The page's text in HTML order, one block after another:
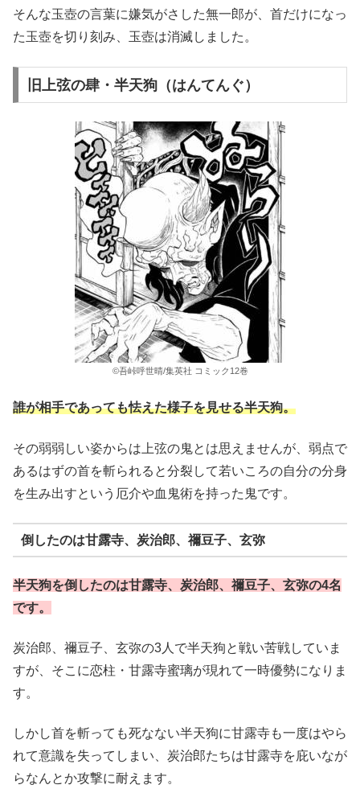
そんな玉壺の言葉に嫌気がさした無一郎が、首だけになっ
た玉壺を切り刻み、玉壺は消滅しました。
旧上弦の肆・半天狗（はんてんぐ）
©吾峠呼世晴/集英社 コミック12巻
誰が相手であっても怯えた様子を見せる半天狗。
その弱弱しい姿からは上弦の鬼とは思えませんが、弱点で
あるはずの首を斬られると分裂して若いころの自分の分身
を生み出すという厄介や血鬼術を持った鬼です。
倒したのは甘露寺、炭治郎、禰豆子、玄弥
半天狗を倒したのは甘露寺、炭治郎、禰豆子、玄弥の4名
です。
炭治郎、禰豆子、玄弥の3人で半天狗と戦い苦戦していま
すが、そこに恋柱・甘露寺蜜璃が現れて一時優勢になりま
す。
しかし首を斬っても死なない半天狗に甘露寺も一度はやら
れて意識を失ってしまい、炭治郎たちは甘露寺を庇いなが
らなんとか攻撃に耐えます。